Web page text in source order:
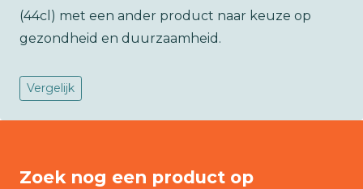
(44cl) met een ander product naar keuze op
gezondheid en duurzaamheid.
Vergelijk
Zoek nog een product op